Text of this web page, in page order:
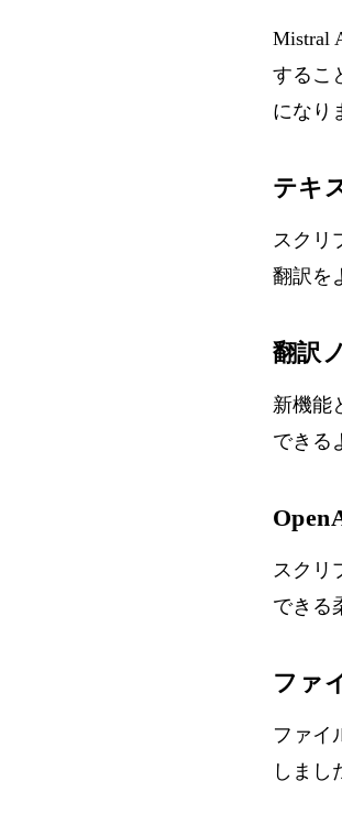
Mistral
するこ
になり
テキ
スクリ
翻訳を
翻訳
新機能
できる
スクリ
できる
ファ
ファイ
しまし